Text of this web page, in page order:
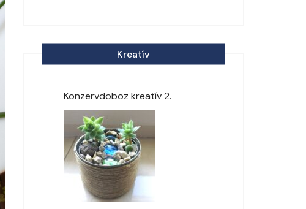
Kreatív
Konzervdoboz kreatív 2.